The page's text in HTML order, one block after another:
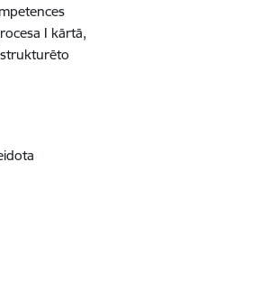
I kārtā,
strukturēto